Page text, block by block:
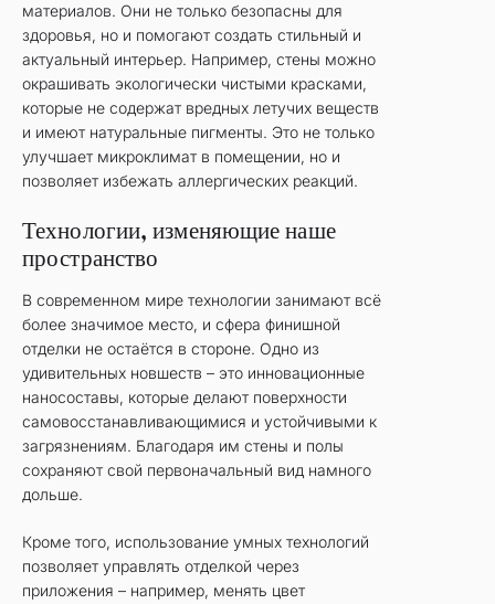
материалов. Они не только безопасны для
здоровья, но и помогают создать стильный и
актуальный интерьер. Например, стены можно
окрашивать экологически чистыми красками,
которые не содержат вредных летучих веществ
и имеют натуральные пигменты. Это не только
улучшает микроклимат в помещении, но и
позволяет избежать аллергических реакций.
Технологии, изменяющие наше
пространство
В современном мире технологии занимают всё
более значимое место, и сфера финишной
отделки не остаётся в стороне. Одно из
удивительных новшеств – это инновационные
наносоставы, которые делают поверхности
самовосстанавливающимися и устойчивыми к
загрязнениям. Благодаря им стены и полы
сохраняют свой первоначальный вид намного
дольше.
Кроме того, использование умных технологий
позволяет управлять отделкой через
приложения – например, менять цвет